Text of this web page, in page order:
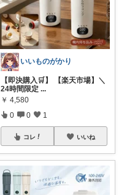
いいものがかり
【即決購入🛒】 【楽天市場】＼
24時間限定 ...
￥ 4,580
0 0 1
コレ いいね